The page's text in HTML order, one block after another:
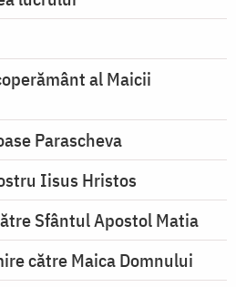
al Maicii
Parascheva
Iisus Hristos
Sfântul Apostol Matia
către Maica Domnului